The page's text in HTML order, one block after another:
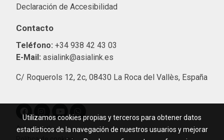
Declaración de Accesibilidad
Contacto
Teléfono: +34 938 42 43 03
E-Mail: asialink@asialink.es
C/ Roquerols 12, 2c, 08430 La Roca del Vallès, España
Aviso legal
Utilizamos cookies propias y terceros para obtener datos
estadísticos de la navegación de nuestros usuarios y mejorar